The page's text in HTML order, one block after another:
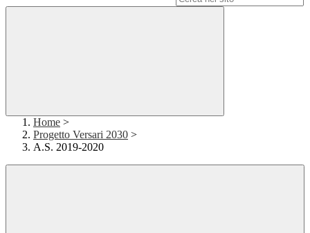
Home >
Progetto Versari 2030 >
A.S. 2019-2020